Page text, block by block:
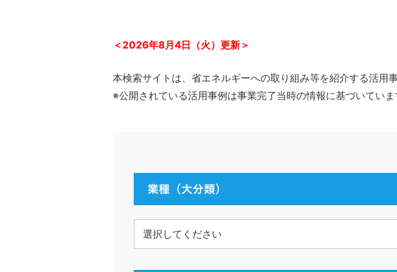
＜2026年8月4日（火）更新＞
本検索サイトは、省エネルギーへの取り組み等を紹介する活用
※公開されている活用事例は事業完了当時の情報に基づいていま